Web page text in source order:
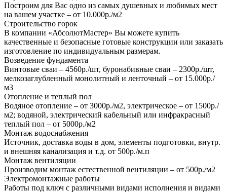
Построим для Вас одно из самых душевных и любимых мест
на вашем участке – от 10.000р./м2
Строительство горок
В компании «АбсолютМастер» Вы можете купить
качественные и безопасные готовые конструкции или заказать
изготовление по индивидуальным размерам.
Возведение фундамента
Винтовые сваи – 4560р./шт, буронабивные сваи – 2300р./шт,
мелкозаглубленный монолитный и ленточный – от 15.000р./
м3
Отопление и теплый пол
Водяное отопление – от 3000р./м2, электрическое – от 1500р./
м2; водяной, электрический кабельный или инфракрасный
теплый пол – от 5000р./м2
Монтаж водоснабжения
Источник, доставка воды в дом, элементы подготовки, внутр.
и внешняя канализация и т.д. от 500р./м.п
Монтаж вентиляции
Производим монтаж естественной вентиляции – от 500р./м2
Электромонтажные работы
Работы под ключ с различными видами исполнения и видами